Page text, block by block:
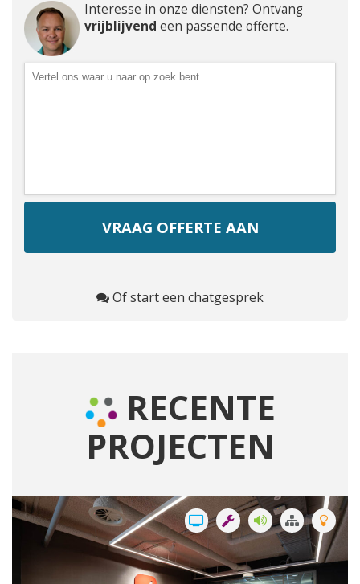
Interesse in onze diensten? Ontvang
vrijblijvend een passende offerte.
Of start een chatgesprek
RECENTE
PROJECTEN